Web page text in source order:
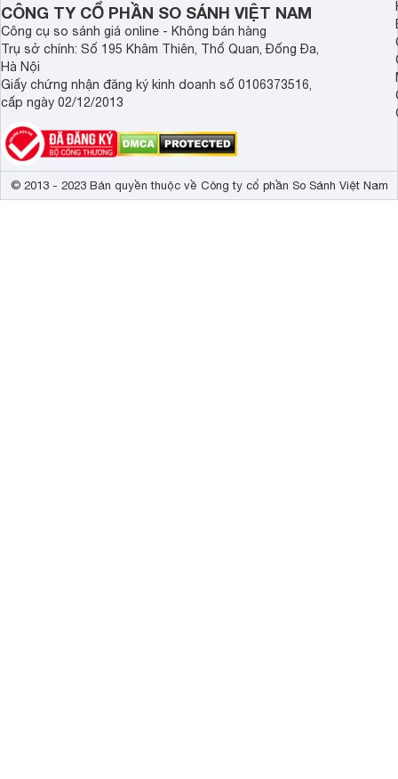
CÔNG TY CỔ PHẦN SO SÁNH VIỆT NAM
Công cụ so sánh giá online - Không bán hàng
Trụ sở chính: Số 195 Khâm Thiên, Thổ Quan, Đống Đa,
Hà Nội
Giấy chứng nhận đăng ký kinh doanh số 0106373516,
cấp ngày 02/12/2013
© 2013 - 2023 Bản quyền thuộc về Công ty cổ phần So Sánh Việt Nam